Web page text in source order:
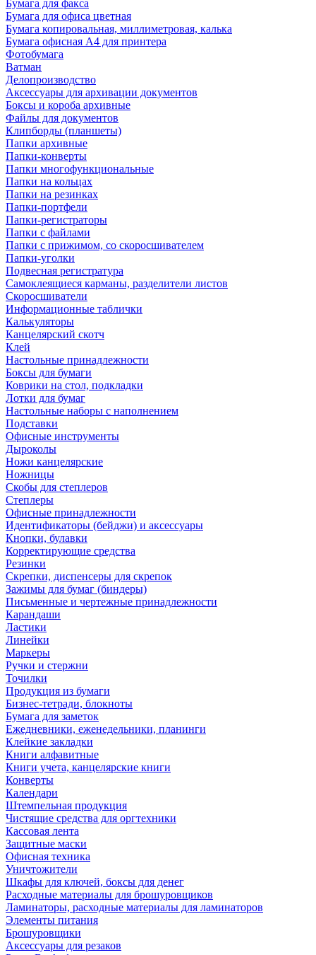
Бумага для факса
Бумага для офиса цветная
Бумага копировальная, миллиметровая, калька
Бумага офисная А4 для принтера
Фотобумага
Ватман
Делопроизводство
Аксессуары для архивации документов
Боксы и короба архивные
Файлы для документов
Клипборды (планшеты)
Папки архивные
Папки-конверты
Папки многофункциональные
Папки на кольцах
Папки на резинках
Папки-портфели
Папки-регистраторы
Папки с файлами
Папки с прижимом, со скоросшивателем
Папки-уголки
Подвесная регистратура
Самоклеящиеся карманы, разделители листов
Скоросшиватели
Информационные таблички
Калькуляторы
Канцелярский скотч
Клей
Настольные принадлежности
Боксы для бумаги
Коврики на стол, подкладки
Лотки для бумаг
Настольные наборы с наполнением
Подставки
Офисные инструменты
Дыроколы
Ножи канцелярские
Ножницы
Скобы для степлеров
Степлеры
Офисные принадлежности
Идентификаторы (бейджи) и аксессуары
Кнопки, булавки
Корректирующие средства
Резинки
Скрепки, диспенсеры для скрепок
Зажимы для бумаг (биндеры)
Письменные и чертежные принадлежности
Карандаши
Ластики
Линейки
Маркеры
Ручки и стержни
Точилки
Продукция из бумаги
Бизнес-тетради, блокноты
Бумага для заметок
Ежедневники, еженедельники, планинги
Клейкие закладки
Книги алфавитные
Книги учета, канцелярские книги
Конверты
Календари
Штемпельная продукция
Чистящие средства для оргтехники
Кассовая лента
Защитные маски
Офисная техника
Уничтожители
Шкафы для ключей, боксы для денег
Расходные материалы для брошуровщиков
Ламинаторы, расходные материалы для ламинаторов
Элементы питания
Брошуровщики
Аксессуары для резаков